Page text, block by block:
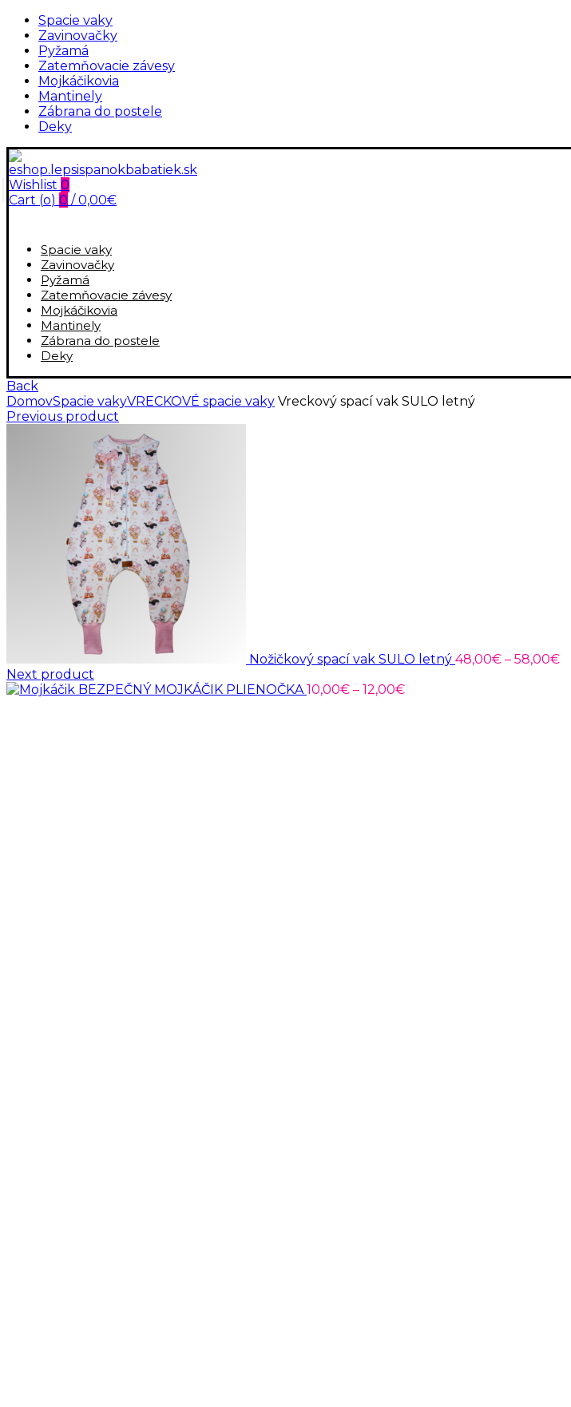
Spacie vaky
Zavinovačky
Pyžamá
Zatemňovacie závesy
Mojkáčikovia
Mantinely
Zábrana do postele
Deky
Wishlist 0
Cart (o) 0 / 0,00€
Spacie vaky
Zavinovačky
Pyžamá
Zatemňovacie závesy
Mojkáčikovia
Mantinely
Zábrana do postele
Deky
Back
DomovSpacie vakyVRECKOVÉ spacie vaky Vreckový spací vak SULO letný
Previous product
Nožičkový spací vak SULO letný 48,00€ – 58,00€
Next product
BEZPEČNÝ MOJKÁČIK PLIENOČKA10,00€ – 12,00€Price